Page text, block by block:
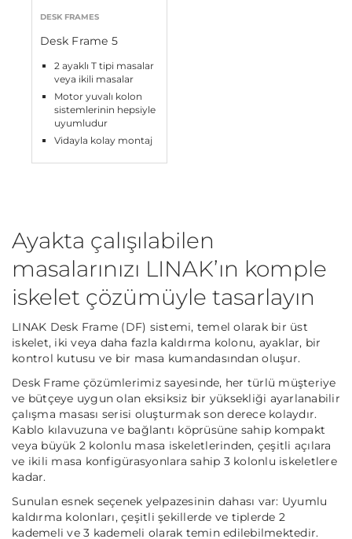
DESK FRAMES
Desk Frame 5
2 ayaklı T tipi masalar
veya ikili masalar
Motor yuvalı kolon
sistemlerinin hepsiyle
uyumludur
Vidayla kolay montaj
Ayakta çalışılabilen
masalarınızı LINAK’ın komple
iskelet çözümüyle tasarlayın
LINAK Desk Frame (DF) sistemi, temel olarak bir üst
iskelet, iki veya daha fazla kaldırma kolonu, ayaklar, bir
kontrol kutusu ve bir masa kumandasından oluşur.
Desk Frame çözümlerimiz sayesinde, her türlü müşteriye
ve bütçeye uygun olan eksiksiz bir yüksekliği ayarlanabilir
çalışma masası serisi oluşturmak son derece kolaydır.
Kablo kılavuzuna ve bağlantı köprüsüne sahip kompakt
veya büyük 2 kolonlu masa iskeletlerinden, çeşitli açılara
ve ikili masa konfigürasyonlara sahip 3 kolonlu iskeletlere
kadar.
Sunulan esnek seçenek yelpazesinin dahası var: Uyumlu
kaldırma kolonları, çeşitli şekillerde ve tiplerde 2
kademeli ve 3 kademeli olarak temin edilebilmektedir.